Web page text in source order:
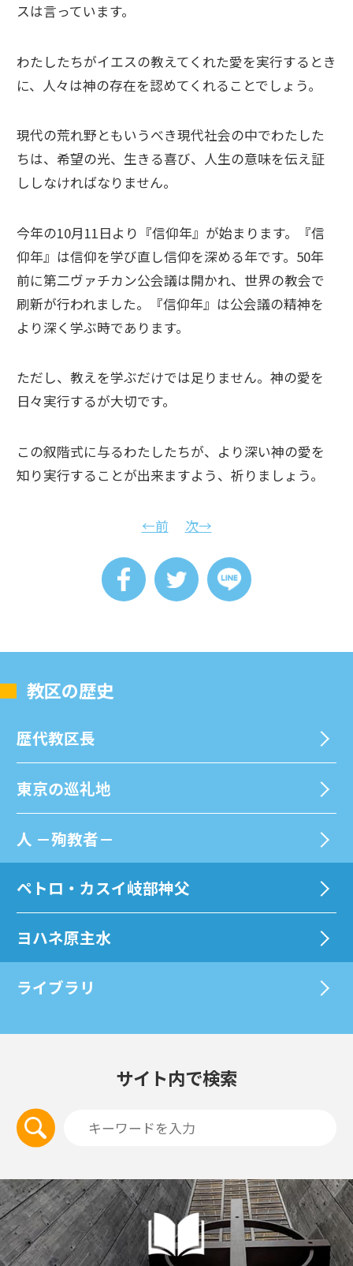
スは言っています。
わたしたちがイエスの教えてくれた愛を実行するとき
に、人々は神の存在を認めてくれることでしょう。
現代の荒れ野ともいうべき現代社会の中でわたした
ちは、希望の光、生きる喜び、人生の意味を伝え証
ししなければなりません。
今年の10月11日より『信仰年』が始まります。『信
仰年』は信仰を学び直し信仰を深める年です。50年
前に第二ヴァチカン公会議は開かれ、世界の教会で
刷新が行われました。『信仰年』は公会議の精神を
より深く学ぶ時であります。
ただし、教えを学ぶだけでは足りません。神の愛を
日々実行するが大切です。
この叙階式に与るわたしたちが、より深い神の愛を
知り実行することが出来ますよう、祈りましょう。
←前 次→
教区の歴史
歴代教区⻑
東京の巡礼地
⼈ －殉教者－
ペトロ・カスイ岐部神父
ヨハネ原主水
ライブラリ
サイト内で検索